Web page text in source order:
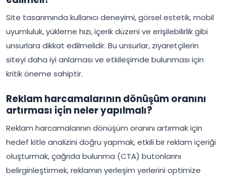
Site tasarımında kullanıcı deneyimi, görsel estetik, mobil
uyumluluk, yükleme hızı, içerik düzeni ve erişilebilirlik gibi
unsurlara dikkat edilmelidir. Bu unsurlar, ziyaretçilerin
siteyi daha iyi anlaması ve etkileşimde bulunması için
kritik öneme sahiptir.
Reklam harcamalarının dönüşüm oranını
artırması için neler yapılmalı?
Reklam harcamalarının dönüşüm oranını artırmak için
hedef kitle analizini doğru yapmak, etkili bir reklam içeriği
oluşturmak, çağrıda bulunma (CTA) butonlarını
belirginleştirmek, reklamın yerleşim yerlerini optimize